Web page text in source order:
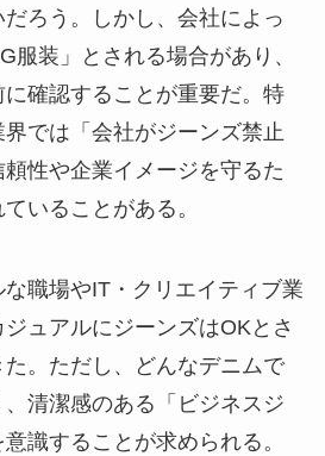
ろう。しかし、会社によっ
服装」とされる場合があり、
確認することが重要だ。特
では「会社がジーンズ禁止
性や企業イメージを守るた
いることがある。
職場やIT・クリエイティブ業
ュアルにジーンズはOKとさ
。ただし、どんなデニムで
清潔感のある「ビジネスジ
識することが求められる。